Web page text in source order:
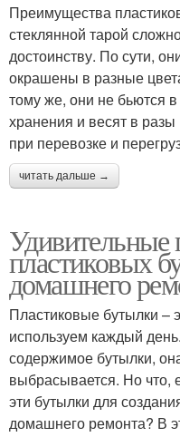
Преимущества
стеклянной тарой
достоинству. По сути,
окрашены в разные
тому же, они не бьются
хранения и весят в
при перевозке и
читать дальше →
Удивительные
пластиковых
домашнего
Пластиковые бутылки –
используем каждый
содержимое бутылки,
выбрасывается. Но что,
эти бутылки для
домашнего ремонта? В